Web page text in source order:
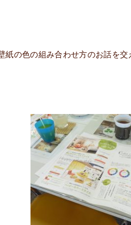
紙の色の組み合わせ方のお話を交